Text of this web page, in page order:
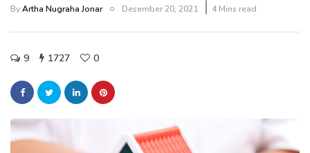
ByArtha Nugraha Jonar Desember 20, 2021 4 Mins read
9 1727 0